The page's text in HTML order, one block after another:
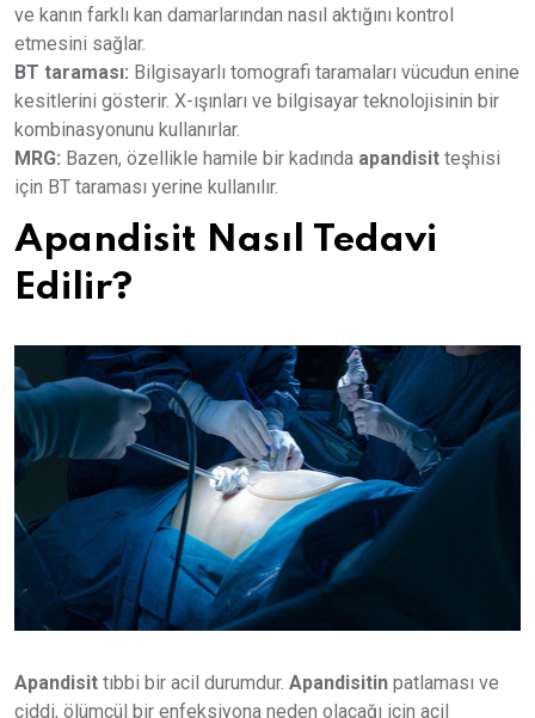
ve kanın farklı kan damarlarından nasıl aktığını kontrol
etmesini sağlar.
BT taraması: Bilgisayarlı tomografi taramaları vücudun enine
kesitlerini gösterir. X-ışınları ve bilgisayar teknolojisinin bir
kombinasyonunu kullanırlar.
MRG: Bazen, özellikle hamile bir kadında apandisit teşhisi
için BT taraması yerine kullanılır.
Apandisit Nasıl Tedavi
Edilir?
Apandisit tıbbi bir acil durumdur. Apandisitin patlaması ve
ciddi, ölümcül bir enfeksiyona neden olacağı için acil